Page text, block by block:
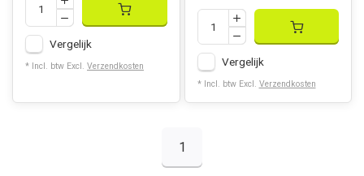
Vergelijk
* Incl. btw Excl. Verzendkosten Vergelijk
* Incl. btw Excl. Verzendkosten
1